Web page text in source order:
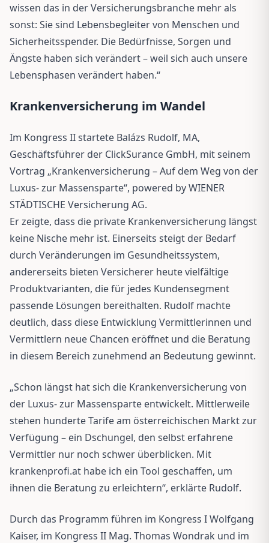
wissen das in der Versicherungsbranche mehr als
sonst: Sie sind Lebensbegleiter von Menschen und
Sicherheitsspender. Die Bedürfnisse, Sorgen und
Ängste haben sich verändert – weil sich auch unsere
Lebensphasen verändert haben.“
Krankenversicherung im Wandel
Im Kongress II startete Balázs Rudolf, MA,
Geschäftsführer der ClickSurance GmbH, mit seinem
Vortrag „Krankenversicherung – Auf dem Weg von der
Luxus- zur Massensparte“, powered by WIENER
STÄDTISCHE Versicherung AG.
Er zeigte, dass die private Krankenversicherung längst
keine Nische mehr ist. Einerseits steigt der Bedarf
durch Veränderungen im Gesundheitssystem,
andererseits bieten Versicherer heute vielfältige
Produktvarianten, die für jedes Kundensegment
passende Lösungen bereithalten. Rudolf machte
deutlich, dass diese Entwicklung Vermittlerinnen und
Vermittlern neue Chancen eröffnet und die Beratung
in diesem Bereich zunehmend an Bedeutung gewinnt.
„Schon längst hat sich die Krankenversicherung von
der Luxus- zur Massensparte entwickelt. Mittlerweile
stehen hunderte Tarife am österreichischen Markt zur
Verfügung – ein Dschungel, den selbst erfahrene
Vermittler nur noch schwer überblicken. Mit
krankenprofi.at habe ich ein Tool geschaffen, um
ihnen die Beratung zu erleichtern“, erklärte Rudolf.
Durch das Programm führen im Kongress I Wolfgang
Kaiser, im Kongress II Mag. Thomas Wondrak und im